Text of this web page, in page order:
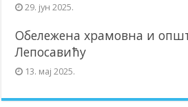
29. јун 2025.
Обележена храмовна и
Лепосавићу
13. мај 2025.